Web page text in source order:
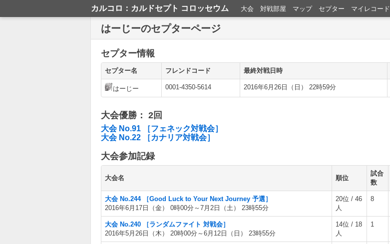
カルコロ：カルドセプト コロッセウム 大会 対戦部屋 マップ セプター マイレコード
はーじーのセプターページ
セプター情報
セプター名 フレンドコード 最終対戦日時
はーじー 0001-4350-5614 2016年6月26日（日） 22時59分
大会優勝： 2回
大会 No.91 ［フェネック対戦会］
大会 No.22 ［カナリア対戦会］
大会参加記録
大会名 順位
試合
数
大会 No.244 ［Good Luck to Your Next Journey 予選］
2016年6月17日（金） 0時00分～7月2日（土） 23時55分
20位 / 46
人
8
大会 No.240 ［ランダムファイト 対戦会］
2016年5月26日（木） 20時00分～6月12日（日） 23時55分
14位 / 18
人
1